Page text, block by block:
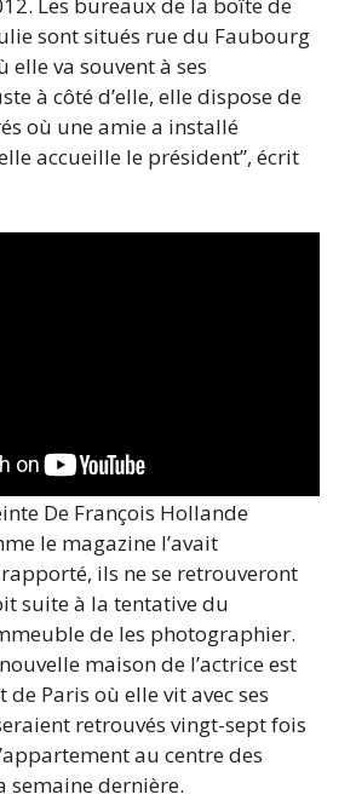
sont situés rue du Faubourg
elle va souvent à ses
à côté d’elle, elle dispose de
où une amie a installé
accueille le président”, écrit
De François Hollande
le magazine l’avait
ils ne se retrouveront
suite à la tentative du
de les photographier.
maison de l’actrice est
de Paris où elle vit avec ses
retrouvés vingt-sept fois
au centre des
semaine dernière.